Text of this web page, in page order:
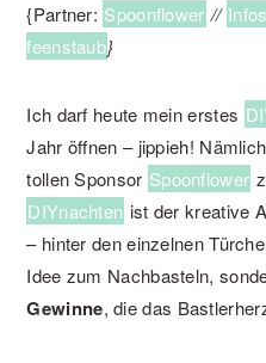
{Partner: Spoonflower //
feenstaub}
Ich darf heute mein erstes
Jahr öffnen – jippieh!
tollen Sponsor Spoonflower
DIYnachten ist der kreative
– hinter den einzelnen
Idee zum Nachbasteln,
Gewinne, die das